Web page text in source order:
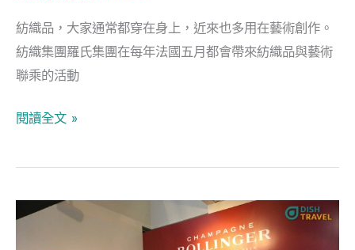
紡織品，大家通常都穿在身上，近來也多用在藝術創作。
紡織集團羅氏集團在每年法國五月都會帶來紡織品與藝術
聯乘的活動
遞
街
頭
術
閱讀全文 »